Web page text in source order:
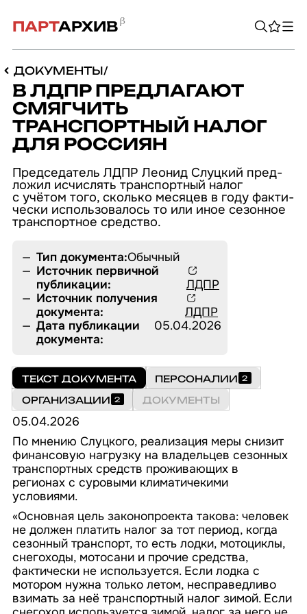
ПЕРСОНАЛИИ
ОРГАНИЗАЦИИ
ДОКУМЕНТЫ
БИБЛИОТЕКА
АВТОРЫ ИЗДАНИЯ
ПРОИЗВЕДЕНИЯ
ЛИТЕРАТУРА
ПЕРИОДИКА ЛИСТОВКИ
О ПРОЕКТЕ
ПАРТАРХИВ
ДОКУМЕНТЫ/
В ЛДПР ПРЕДЛАГАЮТ
СМЯГЧИТЬ
ТРАНСПОРТНЫЙ НАЛОГ
ДЛЯ РОССИЯН
Пред­се­да­тель ЛДПР Леонид Слуцкий пред­
ло­жил исчис­лять транс­порт­ный налог
с учётом того, сколько месяцев в году фак­ти­
че­ски исполь­зо­ва­лось то или иное сезон­ное
транс­порт­ное сред­ство.
Тип документа:Обычный
Источник первичной
публикации:
ЛДПР
Источник получения
документа:
ЛДПР
Дата публикации
документа:
05.04.2026
ТЕКСТ ДОКУМЕНТА
05.04.2026
По мнению Слуцкого, реализация меры снизит
финансовую нагрузку на владельцев сезонных
транспортных средств проживающих в
регионах с суровыми климатичекими
условиями.
«Основная цель законопроекта такова: человек
не должен платить налог за тот период, когда
сезонный транспорт, то есть лодки, мотоциклы,
снегоходы, мотосани и прочие средства,
фактически не используется. Если лодка с
мотором нужна только летом, несправедливо
взимать за неё транспортный налог зимой. Если
ПЕРСОНАЛИИ 2
ОРГАНИЗАЦИИ 2 ДОКУМЕНТЫ